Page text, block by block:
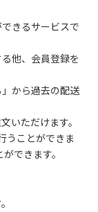
きるサービスで
他、会員登録を
から過去の配送
いただけます。
うことができま
できます。